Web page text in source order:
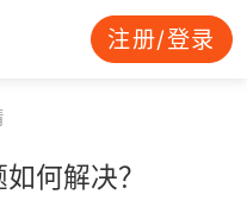
注册/登录
何解决？